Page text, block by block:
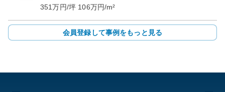
351万円/坪 106万円/m²
会員登録して事例をもっと見る